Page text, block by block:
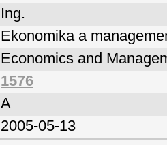
Ing.
Ekonomika a
Economics and
1576
A
2005-05-13